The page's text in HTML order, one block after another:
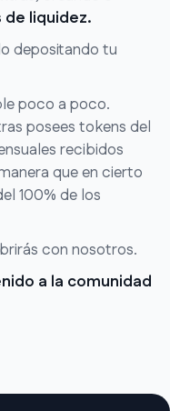
de liquidez.
depositando tu
poco a poco.
posees tokens del
recibidos
que en cierto
100% de los
con nosotros.
a la comunidad